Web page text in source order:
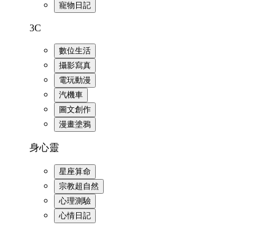
寵物日記
3C
數位生活
攝影寫真
電玩動漫
汽機車
圖文創作
漫畫塗鴉
身心靈
星座算命
宗教超自然
心理測驗
心情日記